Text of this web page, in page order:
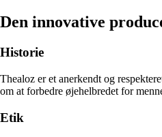
Den innovative
Historie
Thealoz er et anerkendt og
om at forbedre øjehelbredet for
Etik